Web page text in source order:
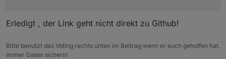
Erledigt , der Link geht nicht direkt zu Github!
Bitte benutzt das Voting rechts unten im Beitrag wenn er euch geholfen hat.
Immer Daten sichern!